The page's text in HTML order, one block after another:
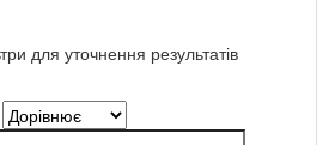
для уточнення результатів